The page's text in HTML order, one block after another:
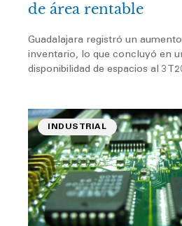
de área rentable
Guadalajara registró un
inventario, lo que concluyó en
disponibilidad de espacios al
INDUSTRIAL